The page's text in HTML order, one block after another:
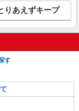
細を見る
から安定した業界へ
日払い有/週払い有/交
りあえずキープ
す